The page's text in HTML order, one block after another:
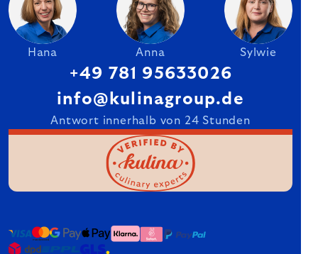
Hana Anna Sylwie
+49 781 95633026
info@kulinagroup.de
Antwort innerhalb von 24 Stunden